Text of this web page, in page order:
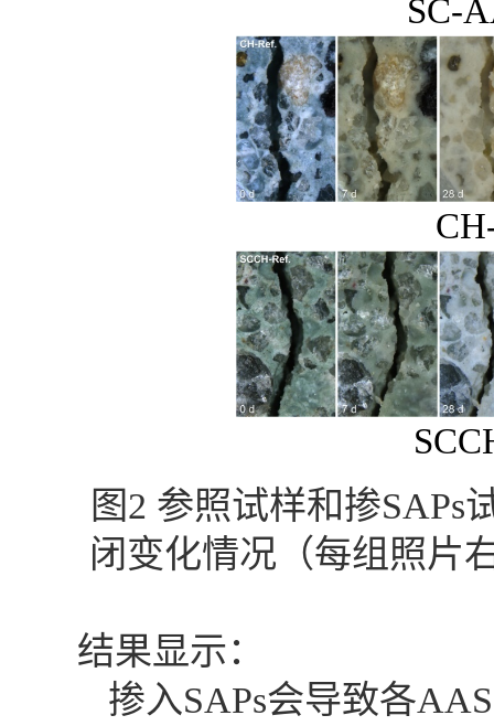
SC-
图2 参照试样和掺SAPs
闭变化情况（每组照片
结果显示：
掺入SAPs会导致各